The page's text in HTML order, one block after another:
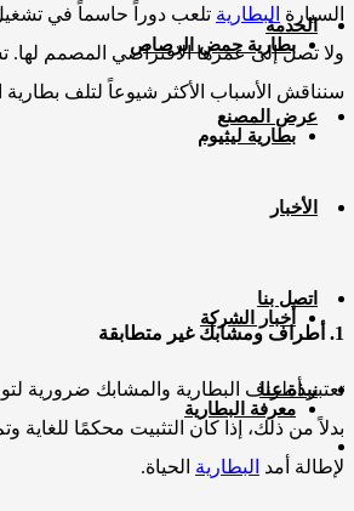
بطارية حمض الرصاص
بطارية ليثيوم
الخدمة
عرض المصنع
الأخبار
أخبار الشركة
معرفة البطارية
اتصل بنا
نبذة عنا
السيارة البطارية تلعب دوراً حاسماً في تشغيل
ولا تصل إلى عمرها الافتراضي المصمم لها.
سنناقش الأسباب الأكثر شيوعاً لتلف
1. أطراف ومشابك غير متطابقة
تعتبر أطراف البطارية والمشابك ضرورية
بدلاً من ذلك، إذا كان التثبيت محكمًا للغاية
لإطالة أمد البطارية الحياة.